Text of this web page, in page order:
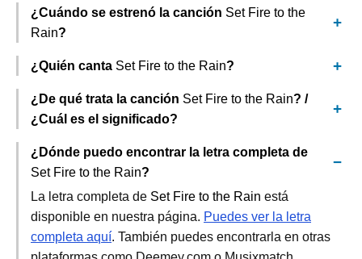
¿Cuándo se estrenó la canción Set Fire to the
Rain?
¿Quién canta Set Fire to the Rain?
¿De qué trata la canción Set Fire to the Rain? /
¿Cuál es el significado?
¿Dónde puedo encontrar la letra completa de
Set Fire to the Rain?
La letra completa de Set Fire to the Rain está
disponible en nuestra página. Puedes ver la letra
completa aquí. También puedes encontrarla en otras